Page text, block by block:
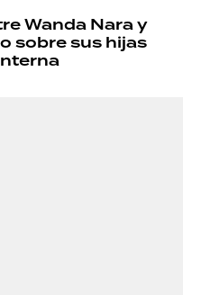
Wanda Nara y
sobre sus hijas